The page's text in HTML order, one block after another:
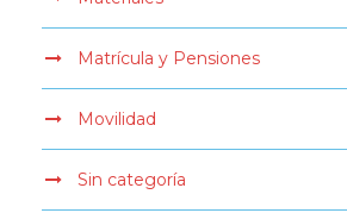
Matrícula y Pensiones
Movilidad
Sin categoría